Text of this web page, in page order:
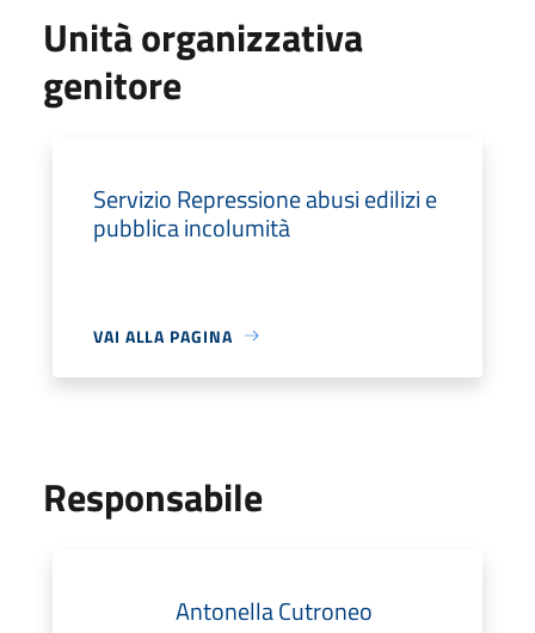
Unità organizzativa
genitore
Servizio Repressione abusi edilizi e
pubblica incolumità
VAI ALLA PAGINA
Responsabile
Antonella Cutroneo